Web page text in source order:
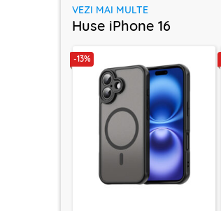
VEZI MAI MULTE
Huse iPhone 16
-13%